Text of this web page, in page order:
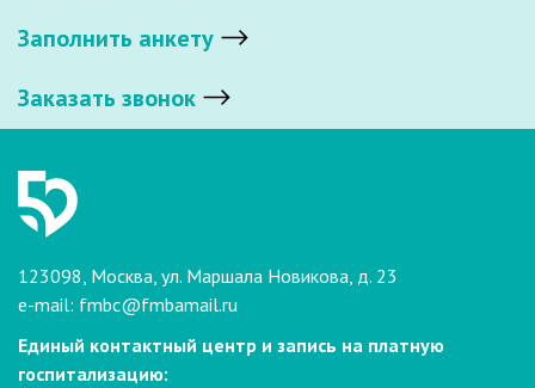
Заполнить анкету
Заказать звонок
123098, Москва, ул. Маршала Новикова, д. 23
e-mail: fmbc@fmbamail.ru
Единый контактный центр и запись на платную
госпитализацию: